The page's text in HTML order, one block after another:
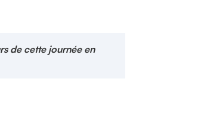
de cette journée en